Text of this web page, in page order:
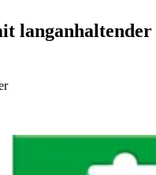
langanhaltender